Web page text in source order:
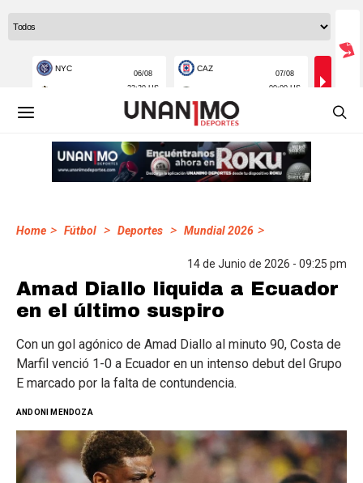
Home > Fútbol > Deportes > Mundial 2026 >
14 de Junio de 2026 - 09:25 pm
Amad Diallo liquida a Ecuador
en el último suspiro
Con un gol agónico de Amad Diallo al minuto 90, Costa de
Marfil venció 1-0 a Ecuador en un intenso debut del Grupo
E marcado por la falta de contundencia.
ANDONI MENDOZA